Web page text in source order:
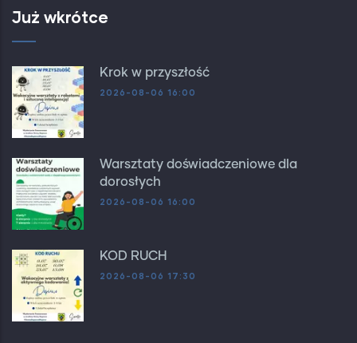
Już wkrótce
Krok w przyszłość
2026-08-06 16:00
Warsztaty doświadczeniowe dla
dorosłych
2026-08-06 16:00
KOD RUCH
2026-08-06 17:30